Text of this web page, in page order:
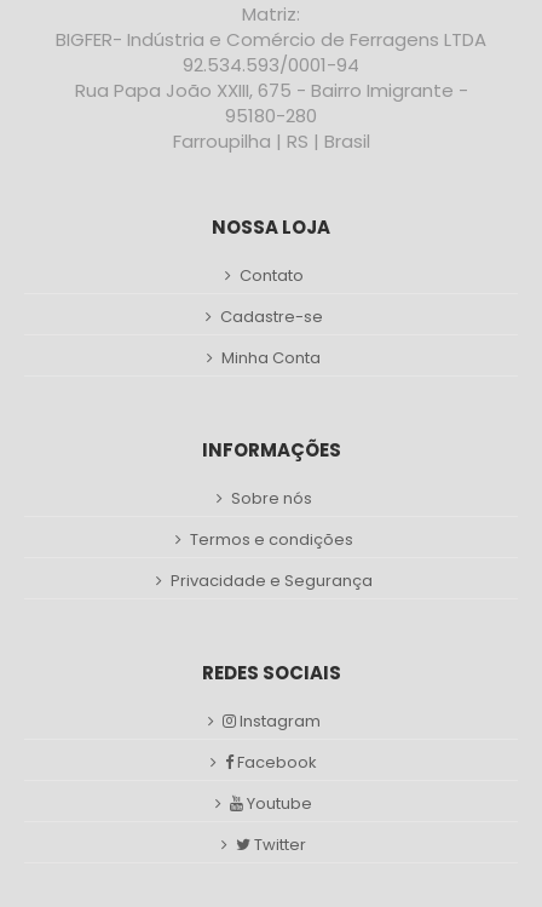
Matriz:
BIGFER- Indústria e Comércio de Ferragens LTDA
92.534.593/0001-94
Rua Papa João XXIII, 675 - Bairro Imigrante -
95180-280
Farroupilha | RS | Brasil
NOSSA LOJA
Contato
Cadastre-se
Minha Conta
INFORMAÇÕES
Sobre nós
Termos e condições
Privacidade e Segurança
REDES SOCIAIS
Instagram
Facebook
Youtube
Twitter